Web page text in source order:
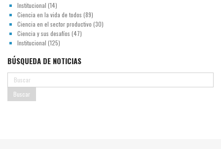
Institucional (14)
Ciencia en la vida de todos (89)
Ciencia en el sector productivo (30)
Ciencia y sus desafíos (47)
Institucional (125)
BÚSQUEDA DE NOTICIAS